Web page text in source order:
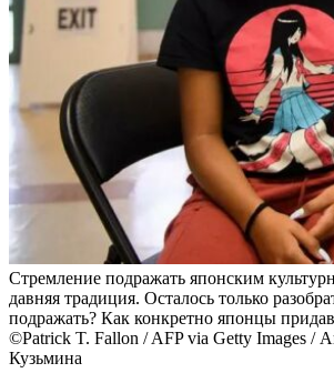
Стремление подражать японским
давняя традиция. Осталось только
подражать? Как конкретно японцы
©Patrick T. Fallon / AFP via Getty Images /
Кузьмина